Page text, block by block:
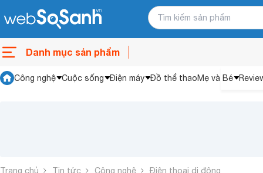
Danh mục sản phẩm
Công nghệ Cuộc sống Điện máy Đồ thể thaoMẹ và Bé
Trang chủ Tin tức Công nghệ Điện thoại di động